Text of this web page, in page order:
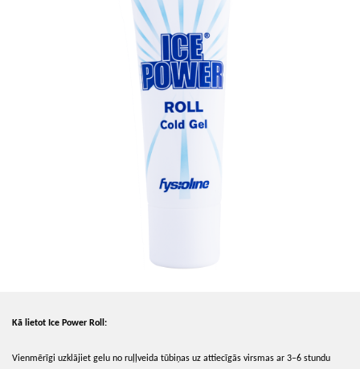
Kā lietot Ice Power Roll:
Vienmērīgi uzklājiet gelu no ruļļveida tūbiņas uz attiecīgās virsmas ar 3–6 stundu